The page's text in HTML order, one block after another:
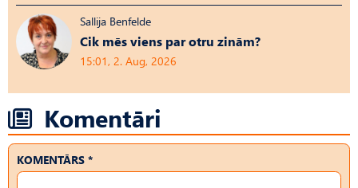
Sallija Benfelde
Cik mēs viens par otru zinām?
15:01, 2. Aug, 2026
Komentāri
KOMENTĀRS *